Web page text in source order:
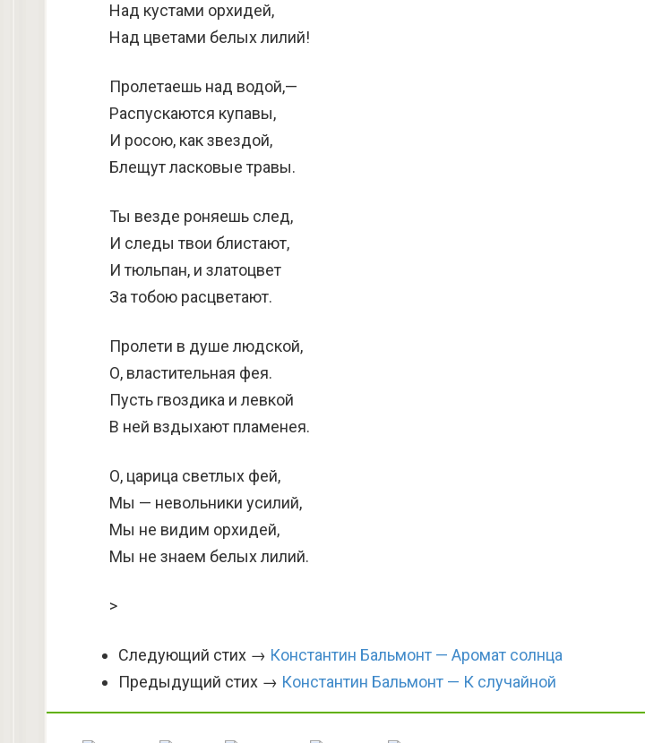
Над кустами орхидей,
Над цветами белых лилий!
Пролетаешь над водой,—
Распускаются купавы,
И росою, как звездой,
Блещут ласковые травы.
Ты везде роняешь след,
И следы твои блистают,
И тюльпан, и златоцвет
За тобою расцветают.
Пролети в душе людской,
О, властительная фея.
Пусть гвоздика и левкой
В ней вздыхают пламенея.
О, царица светлых фей,
Мы — невольники усилий,
Мы не видим орхидей,
Мы не знаем белых лилий.
>
Следующий стих → Константин Бальмонт — Аромат солнца
Предыдущий стих → Константин Бальмонт — К случайной